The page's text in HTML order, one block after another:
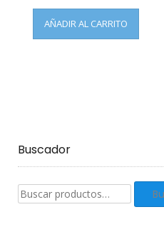
AÑADIR AL CARRITO
Buscador
Buscar
productos: